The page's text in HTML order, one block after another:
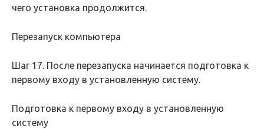
чего установка продолжится.
Перезапуск компьютера
Шаг 17. После перезапуска начинается подготовка к
первому входу в установленную систему.
Подготовка к первому входу в установленную
систему